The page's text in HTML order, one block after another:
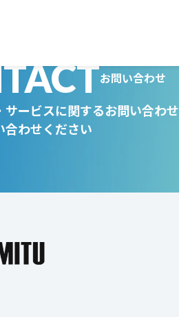
お問い合わせ
サービスに関するお問い合わせ
合わせください